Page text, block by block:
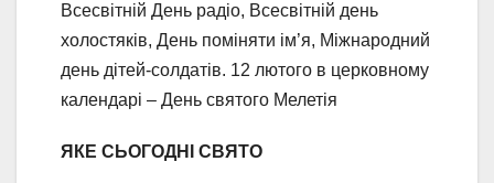
Всесвітній День радіо, Всесвітній день
холостяків, День поміняти ім’я, Міжнародний
день дітей-солдатів. 12 лютого в церковному
календарі – День святого Мелетія
ЯКЕ СЬОГОДНІ СВЯТО